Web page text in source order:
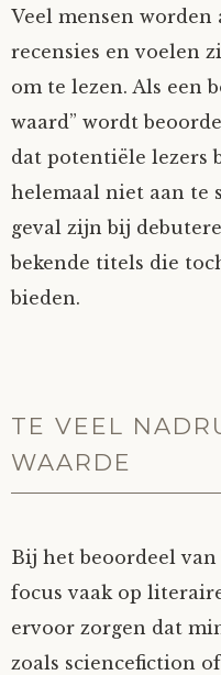
Veel mensen
recensies en voelen
om te lezen. Als een
waard” wordt
dat potentiële lezers
helemaal niet aan te
geval zijn bij
bekende titels die
bieden.
TE VEEL
WAARDE
Bij het beoordeel
focus vaak op
ervoor zorgen dat
zoals sciencefiction